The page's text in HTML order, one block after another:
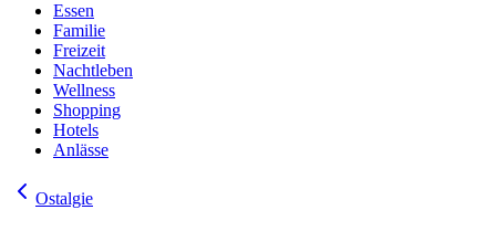
Essen
Familie
Freizeit
Nachtleben
Wellness
Shopping
Hotels
Anlässe
Ostalgie